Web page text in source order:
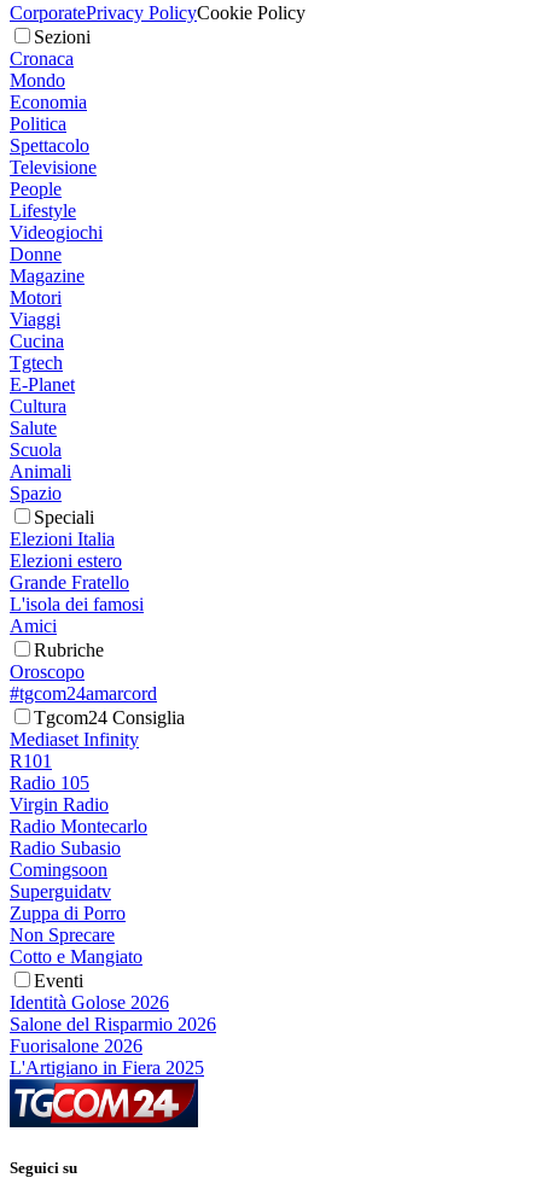
CorporatePrivacy PolicyCookie Policy
Sezioni
Cronaca
Mondo
Economia
Politica
Spettacolo
Televisione
People
Lifestyle
Videogiochi
Donne
Magazine
Motori
Viaggi
Cucina
Tgtech
E-Planet
Cultura
Salute
Scuola
Animali
Spazio
Speciali
Elezioni Italia
Elezioni estero
Grande Fratello
L'isola dei famosi
Amici
Rubriche
Oroscopo
#tgcom24amarcord
Tgcom24 Consiglia
Mediaset Infinity
R101
Radio 105
Virgin Radio
Radio Montecarlo
Radio Subasio
Comingsoon
Superguidatv
Zuppa di Porro
Non Sprecare
Cotto e Mangiato
Eventi
Identità Golose 2026
Salone del Risparmio 2026
Fuorisalone 2026
L'Artigiano in Fiera 2025
Seguici su